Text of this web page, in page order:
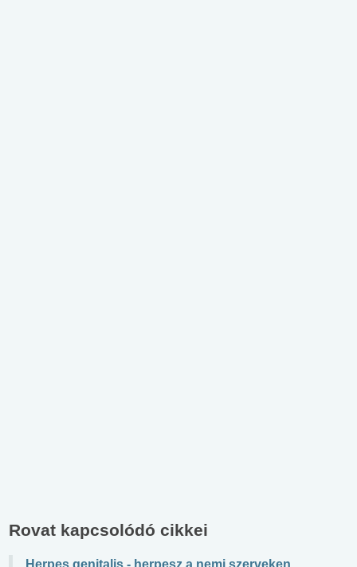
Rovat kapcsolódó cikkei
Herpes genitalis - herpesz a nemi szerveken